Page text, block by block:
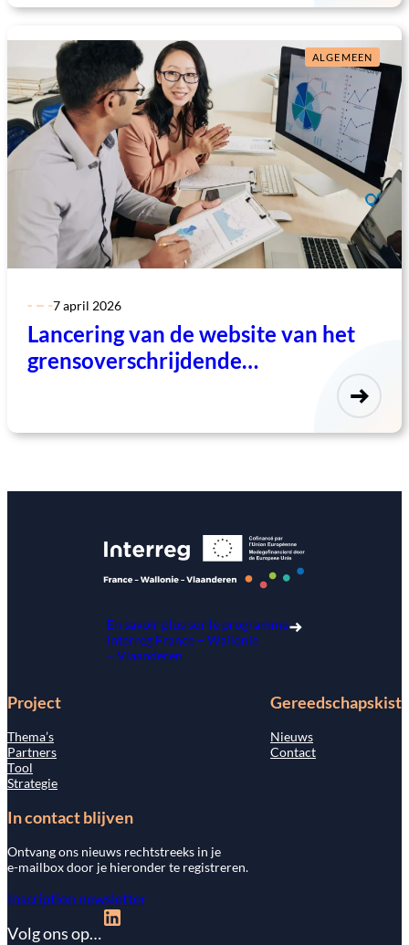
ALGEMEEN
7 april 2026
Lancering van de website van het
grensoverschrijdende
En savoir plus sur le programme
Interreg France – Wallonie
– Vlaanderen
Project
Thema’s
Partners
Tool
Strategie
Gereedschapskist
Nieuws
Contact
In contact blijven
Ontvang ons nieuws rechtstreeks in je
e-mailbox door je hieronder te registreren.
Inscription newsletter
Volg ons op…